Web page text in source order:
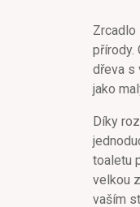
Zrcadlo
přírody.
dřeva s
jako
Díky
toaletu
velkou
vaším